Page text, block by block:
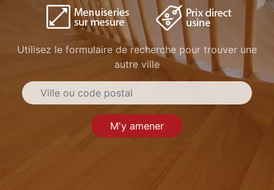
Utilisez le formulaire de recherche pour trouver une
autre ville
M'y amener